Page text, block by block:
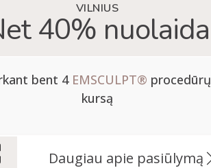
VILNIUS
40% nuolaida
bent 4 EMSCULPT® procedūrų
kursą
Daugiau apie pasiūlymą